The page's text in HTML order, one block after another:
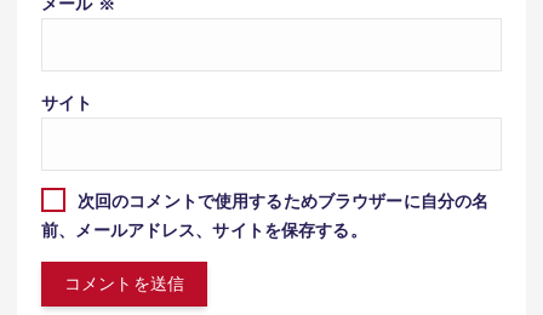
サイト
次回のコメントで使用するためブラウザーに自分の名
前、メールアドレス、サイトを保存する。